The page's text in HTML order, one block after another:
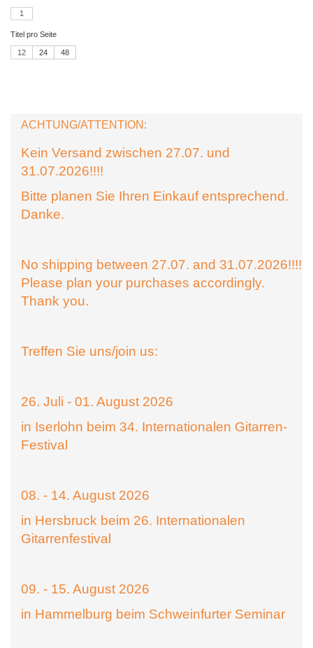
1
Titel pro Seite
12 24 48
ACHTUNG/ATTENTION:
Kein Versand zwischen 27.07. und
31.07.2026!!!!
Bitte planen Sie Ihren Einkauf entsprechend.
Danke.
No shipping between 27.07. and 31.07.2026!!!!
Please plan your purchases accordingly.
Thank you.
Treffen Sie uns/join us:
26. Juli - 01. August 2026
in Iserlohn beim 34. Internationalen Gitarren-
Festival
08. - 14. August 2026
in Hersbruck beim 26. Internationalen
Gitarrenfestival
09. - 15. August 2026
in Hammelburg beim Schweinfurter Seminar